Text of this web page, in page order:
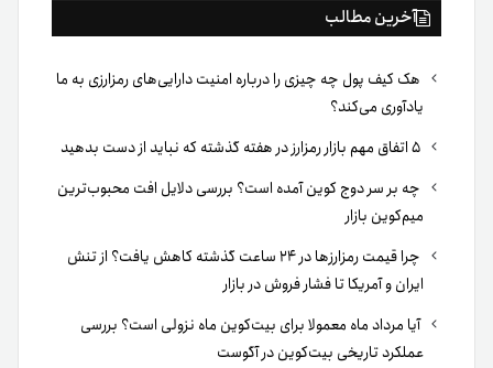
آخرین مطالب
هک کیف پول چه چیزی را درباره امنیت دارایی‌های رمزارزی به ما
یادآوری می‌کند؟
چه بر سر دوج کوین آمده است؟ بررسی دلایل افت محبوب‌ترین
میم‌کوین بازار
چرا قیمت رمزارزها در ۲۴ ساعت گذشته کاهش یافت؟ از تنش
ایران و آمریکا تا فشار فروش در بازار
آیا مرداد ماه معمولا برای بیت‌کوین ماه نزولی است؟ بررسی
عملکرد تاریخی بیت‌کوین در آگوست